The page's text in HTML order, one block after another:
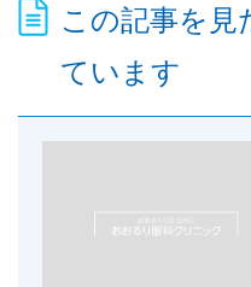
この記事を見
ています